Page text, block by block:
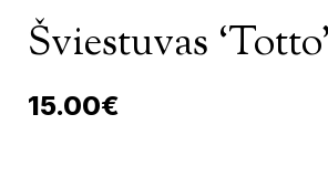
Šviestuvas ‘Totto’
15.00€